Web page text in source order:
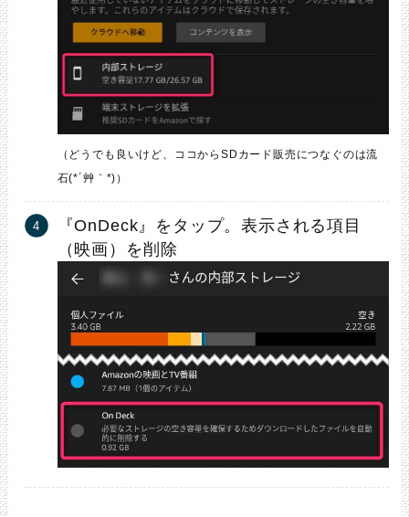
（どうでも良いけど、ココからSDカード販売につなぐのは流
石(*´艸｀*)）
『OnDeck』をタップ。表示される項目
（映画）を削除